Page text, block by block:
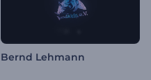
Bernd Lehmann